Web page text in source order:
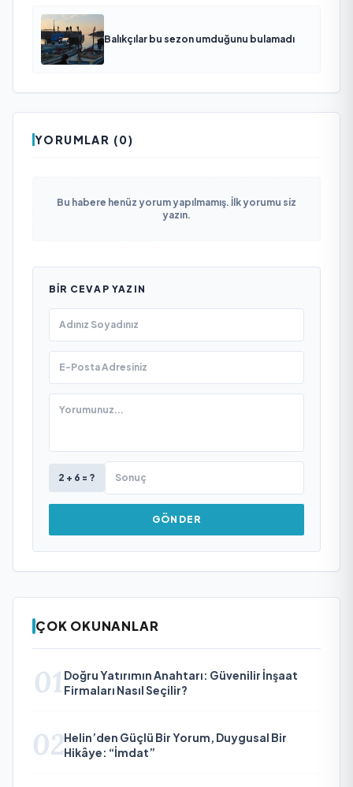
Balıkçılar bu sezon umduğunu bulamadı
YORUMLAR (0)
Bu habere henüz yorum yapılmamış. İlk yorumu siz
yazın.
BIR CEVAP YAZIN
2 + 6 = ?
GÖNDER
ÇOK OKUNANLAR
01 Doğru Yatırımın Anahtarı: Güvenilir İnşaat
Firmaları Nasıl Seçilir?
02Helin’den Güçlü Bir Yorum, Duygusal Bir
Hikâye: “İmdat”